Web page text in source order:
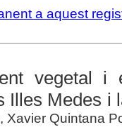
a aquest
vegetal i
Illes Medes i
Xavier Quintana